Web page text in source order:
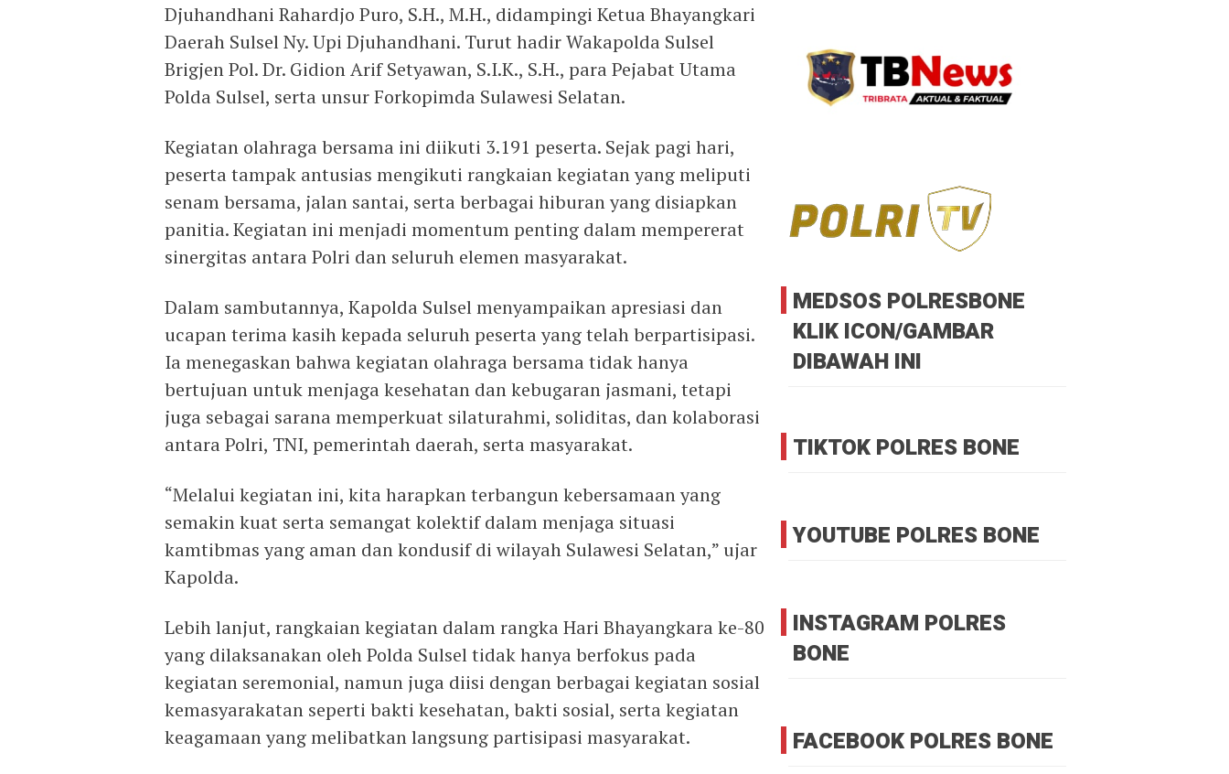
Djuhandhani Rahardjo Puro, S.H., M.H., didampingi Ketua Bhayangkari
Daerah Sulsel Ny. Upi Djuhandhani. Turut hadir Wakapolda Sulsel
Brigjen Pol. Dr. Gidion Arif Setyawan, S.I.K., S.H., para Pejabat Utama
Polda Sulsel, serta unsur Forkopimda Sulawesi Selatan.
Kegiatan olahraga bersama ini diikuti 3.191 peserta. Sejak pagi hari,
peserta tampak antusias mengikuti rangkaian kegiatan yang meliputi
senam bersama, jalan santai, serta berbagai hiburan yang disiapkan
panitia. Kegiatan ini menjadi momentum penting dalam mempererat
sinergitas antara Polri dan seluruh elemen masyarakat.
Dalam sambutannya, Kapolda Sulsel menyampaikan apresiasi dan
ucapan terima kasih kepada seluruh peserta yang telah berpartisipasi.
Ia menegaskan bahwa kegiatan olahraga bersama tidak hanya
bertujuan untuk menjaga kesehatan dan kebugaran jasmani, tetapi
juga sebagai sarana memperkuat silaturahmi, soliditas, dan kolaborasi
antara Polri, TNI, pemerintah daerah, serta masyarakat.
“Melalui kegiatan ini, kita harapkan terbangun kebersamaan yang
semakin kuat serta semangat kolektif dalam menjaga situasi
kamtibmas yang aman dan kondusif di wilayah Sulawesi Selatan,” ujar
Kapolda.
Lebih lanjut, rangkaian kegiatan dalam rangka Hari Bhayangkara ke-80
yang dilaksanakan oleh Polda Sulsel tidak hanya berfokus pada
kegiatan seremonial, namun juga diisi dengan berbagai kegiatan sosial
kemasyarakatan seperti bakti kesehatan, bakti sosial, serta kegiatan
keagamaan yang melibatkan langsung partisipasi masyarakat.
MEDSOS POLRESBONE
KLIK ICON/GAMBAR
DIBAWAH INI
TIKTOK POLRES BONE
YOUTUBE POLRES BONE
INSTAGRAM POLRES
BONE
FACEBOOK POLRES BONE